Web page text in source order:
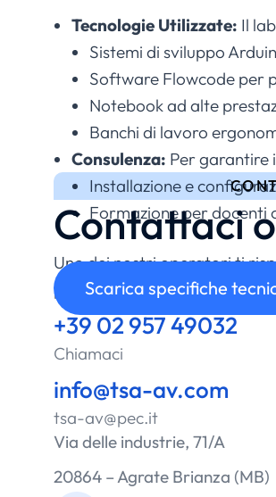
Tecnologie Utilizzate: Il
Sistemi di sviluppo
Software Flowcode per
Notebook ad alte
Banchi di lavoro
Consulenza: Per garantire
Installazione e
Formazione per docenti
Scarica specifiche
Contattaci
Uno dei nostri operatori ti
possibile.
+39 02 957 49032
Chiamaci
info@tsa-av.com
tsa-av@pec.it
Via delle industrie, 71/A
20864 – Agrate Brianza (MB)